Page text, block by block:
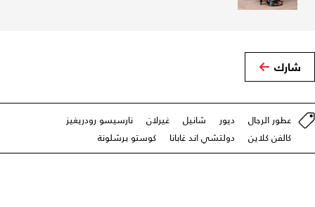
شارك
عطور الرجال ديور شانيل غيرلان
نارسيسو رودريغيز
كالفن كلاين
دولتشي اند غابانا كوستو برشلونة